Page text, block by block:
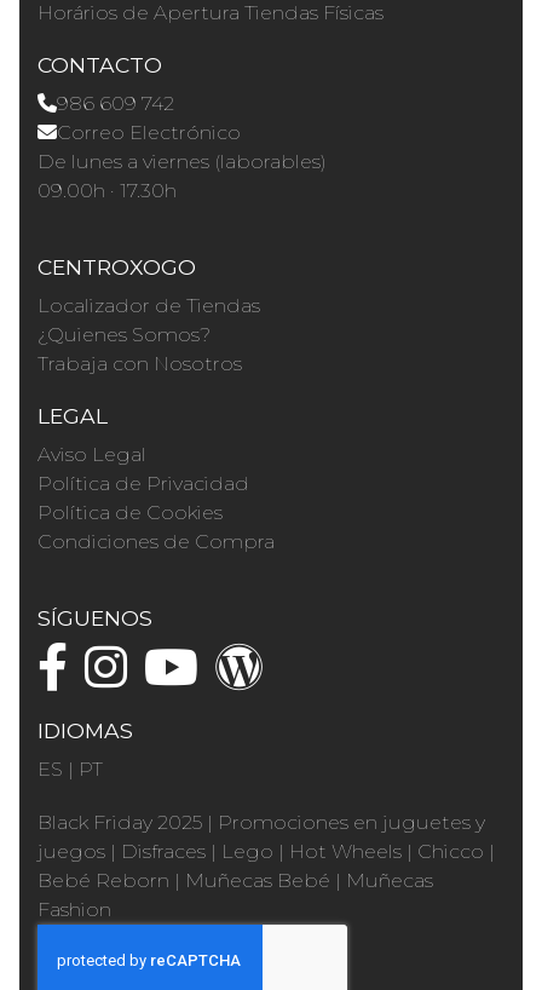
Horários de Apertura Tiendas Físicas
CONTACTO
986 609 742
Correo Electrónico
De lunes a viernes (laborables)
09.00h · 17.30h
CENTROXOGO
Localizador de Tiendas
¿Quienes Somos?
Trabaja con Nosotros
LEGAL
Aviso Legal
Política de Privacidad
Política de Cookies
Condiciones de Compra
SÍGUENOS
IDIOMAS
ES | PT
Black Friday 2025 | Promociones en juguetes y
juegos | Disfraces | Lego | Hot Wheels | Chicco |
Bebé Reborn | Muñecas Bebé | Muñecas
Fashion